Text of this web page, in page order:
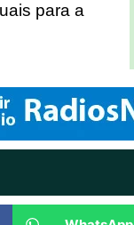
para a